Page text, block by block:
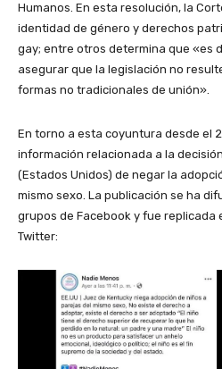
Humanos. En esta resolución, la
identidad de género y derechos
gay; entre otros determina que «es
asegurar que la legislación no
formas no tradicionales de unión».
En torno a esta coyuntura desde el
información relacionada a la
(Estados Unidos) de negar la
mismo sexo. La publicación se ha
grupos de Facebook y fue replicada
Twitter: